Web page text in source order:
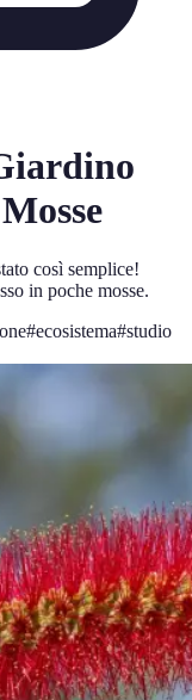
così semplice!
in poche mosse.
#ecosistema#studio